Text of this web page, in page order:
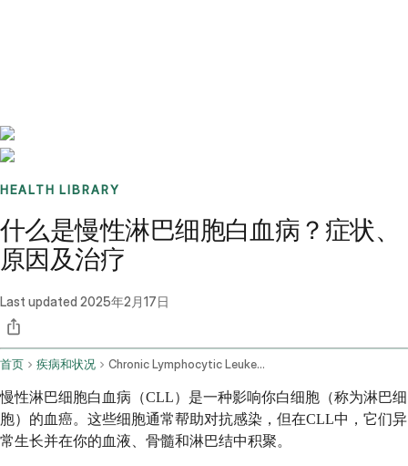
HEALTH LIBRARY
什么是慢性淋巴细胞白血病？症状、
原因及治疗
Last updated 2025年2月17日
首页 疾病和状况 Chronic Lymphocytic Leukemia
慢性淋巴细胞白血病（CLL）是一种影响你白细胞（称为淋巴细
胞）的血癌。这些细胞通常帮助对抗感染，但在CLL中，它们异
常生长并在你的血液、骨髓和淋巴结中积聚。